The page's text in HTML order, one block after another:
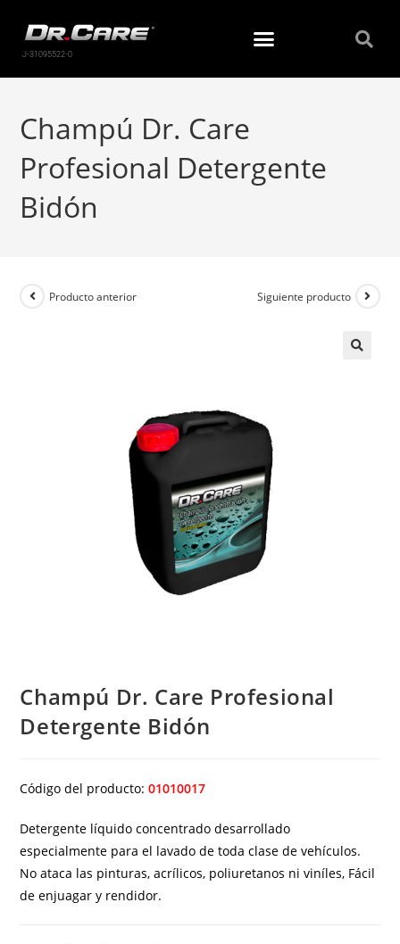
J-31095522-0
Champú Dr. Care
Profesional Detergente
Bidón
Producto anterior Siguiente producto
Champú Dr. Care Profesional
Detergente Bidón
Código del producto:01010017
Detergente líquido concentrado desarrollado
especialmente para el lavado de toda clase de vehículos.
No ataca las pinturas, acrílicos, poliuretanos ni viníles, Fácil
de enjuagar y rendidor.